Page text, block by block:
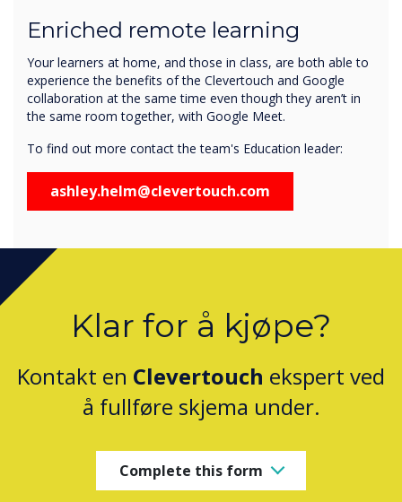
Enriched remote learning
Your learners at home, and those in class, are both able to
experience the benefits of the Clevertouch and Google
collaboration at the same time even though they aren’t in
the same room together, with Google Meet.
To find out more contact the team's Education leader:
ashley.helm@clevertouch.com
Klar for å kjøpe?
Kontakt en Clevertouch ekspert ved
å fullføre skjema under.
Complete this form